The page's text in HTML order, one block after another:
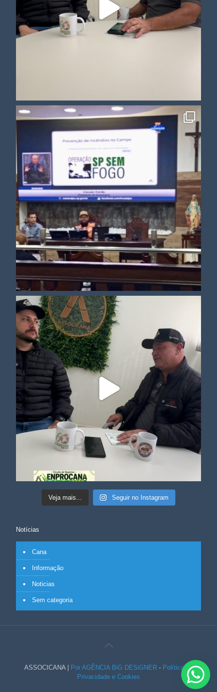
Veja mais... Seguir no Instagram
Notícias
Cana
Informação
Noticias
Sem categoria
ASSOCICANA | Por AGÊNCIA BiG DESiGNER - Política de
Privacidade e Cookies